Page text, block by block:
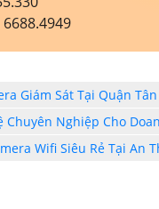
6688.4949
Giám Sát Tại Quận
Chuyên Nghiệp Cho
Wifi Siêu Rẻ Tại An